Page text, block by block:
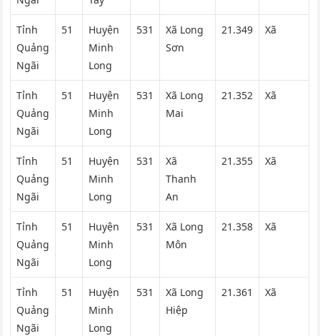
Tỉnh
Quảng
Ngãi
51
Huyện
Minh
Long
531
Xã Long
Sơn
21.349 Xã
Tỉnh
Quảng
Ngãi
51
Huyện
Minh
Long
531
Xã Long
Mai
21.352 Xã
Tỉnh
Quảng
Ngãi
51
Huyện
Minh
Long
531
Xã
Thanh
An
21.355 Xã
Tỉnh
Quảng
Ngãi
51
Huyện
Minh
Long
531
Xã Long
Môn
21.358 Xã
Tỉnh
Quảng
Ngãi
51
Huyện
Minh
Long
531
Xã Long
Hiệp
21.361 Xã